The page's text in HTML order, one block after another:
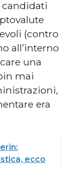
candidati
(contro
all’interno
una
mai
era
ecco